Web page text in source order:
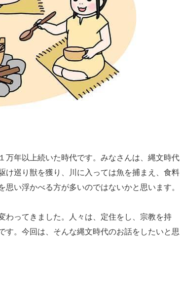
年以上続いた時代です。みなさんは、縄文時代
け巡り獣を獲り、川に入っては魚を捕まえ、食料
い浮かべる方が多いのではないかと思います。
ってきました。人々は、定住をし、宗教を持
す。今回は、そんな縄文時代のお話をしたいと思